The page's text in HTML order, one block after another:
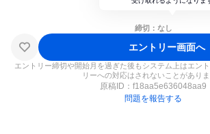
締切：なし
エントリー画面へ
エントリー締切や開始月を過ぎた後もシステム上はエン
リーへの対応はされないことがありま
原稿ID： f18aa5e636048aa9
問題を報告する